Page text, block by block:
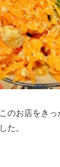
のお店をき
た。